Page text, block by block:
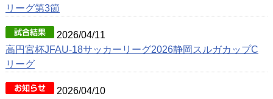
リーグ第3節
2026/04/11
高円宮杯JFAU-18サッカーリーグ2026静岡スルガカップC
リーグ
2026/04/10